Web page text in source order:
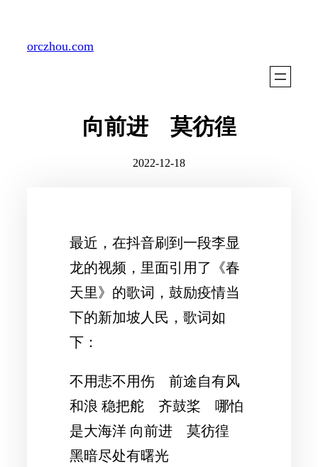
orczhou.com
向前进 莫彷徨
2022-12-18
最近，在抖音刷到一段李显
龙的视频，里面引用了《春
天里》的歌词，鼓励疫情当
下的新加坡人民，歌词如
下：
不用悲不用伤 前途自有风
和浪 稳把舵 齐鼓桨 哪怕
是大海洋 向前进 莫彷徨
黑暗尽处有曙光